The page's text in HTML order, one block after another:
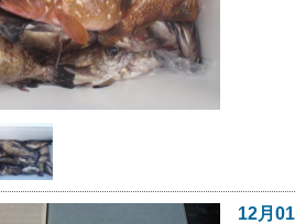
12月